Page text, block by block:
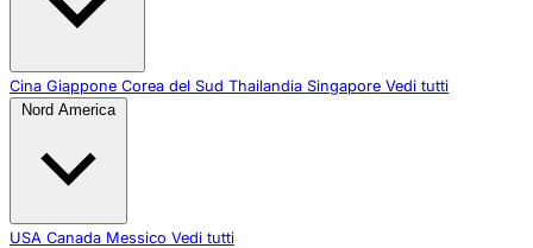
Cina Giappone Corea del Sud Thailandia Singapore Vedi tutti
Nord America
USA Canada Messico Vedi tutti